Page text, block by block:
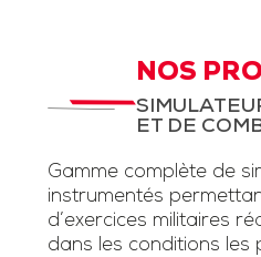
NOS
ET DE
Gamme complète de
instrumentés
d’exercices militaires
dans les conditions les